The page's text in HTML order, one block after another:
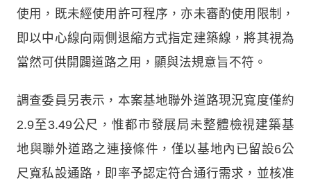
使用，既未經使用許可程序，亦未審酌使用限制，
即以中心線向兩側退縮方式指定建築線，將其視為
當然可供開闢道路之用，顯與法規意旨不符。
調查委員另表示，本案基地聯外道路現況寬度僅約
2.9至3.49公尺，惟都市發展局未整體檢視建築基
地與聯外道路之連接條件，僅以基地內已留設6公
尺寬私設通路，即率予認定符合通行需求，並核准